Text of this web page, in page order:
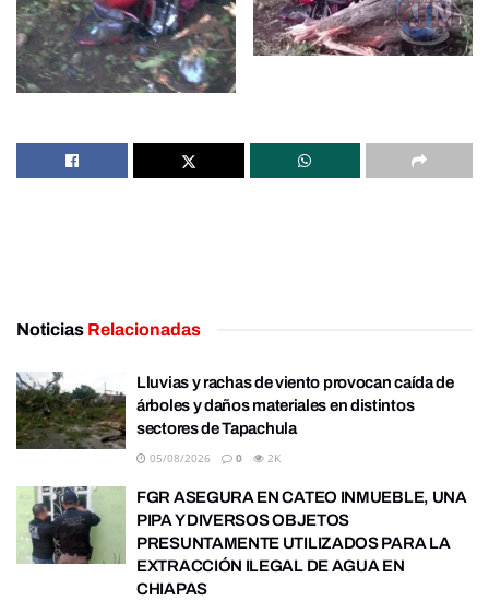
Noticias Relacionadas
Lluvias y rachas de viento provocan caída de
árboles y daños materiales en distintos
sectores de Tapachula
05/08/2026 0 2K
FGR ASEGURA EN CATEO INMUEBLE, UNA
PIPA Y DIVERSOS OBJETOS
PRESUNTAMENTE UTILIZADOS PARA LA
EXTRACCIÓN ILEGAL DE AGUA EN
CHIAPAS